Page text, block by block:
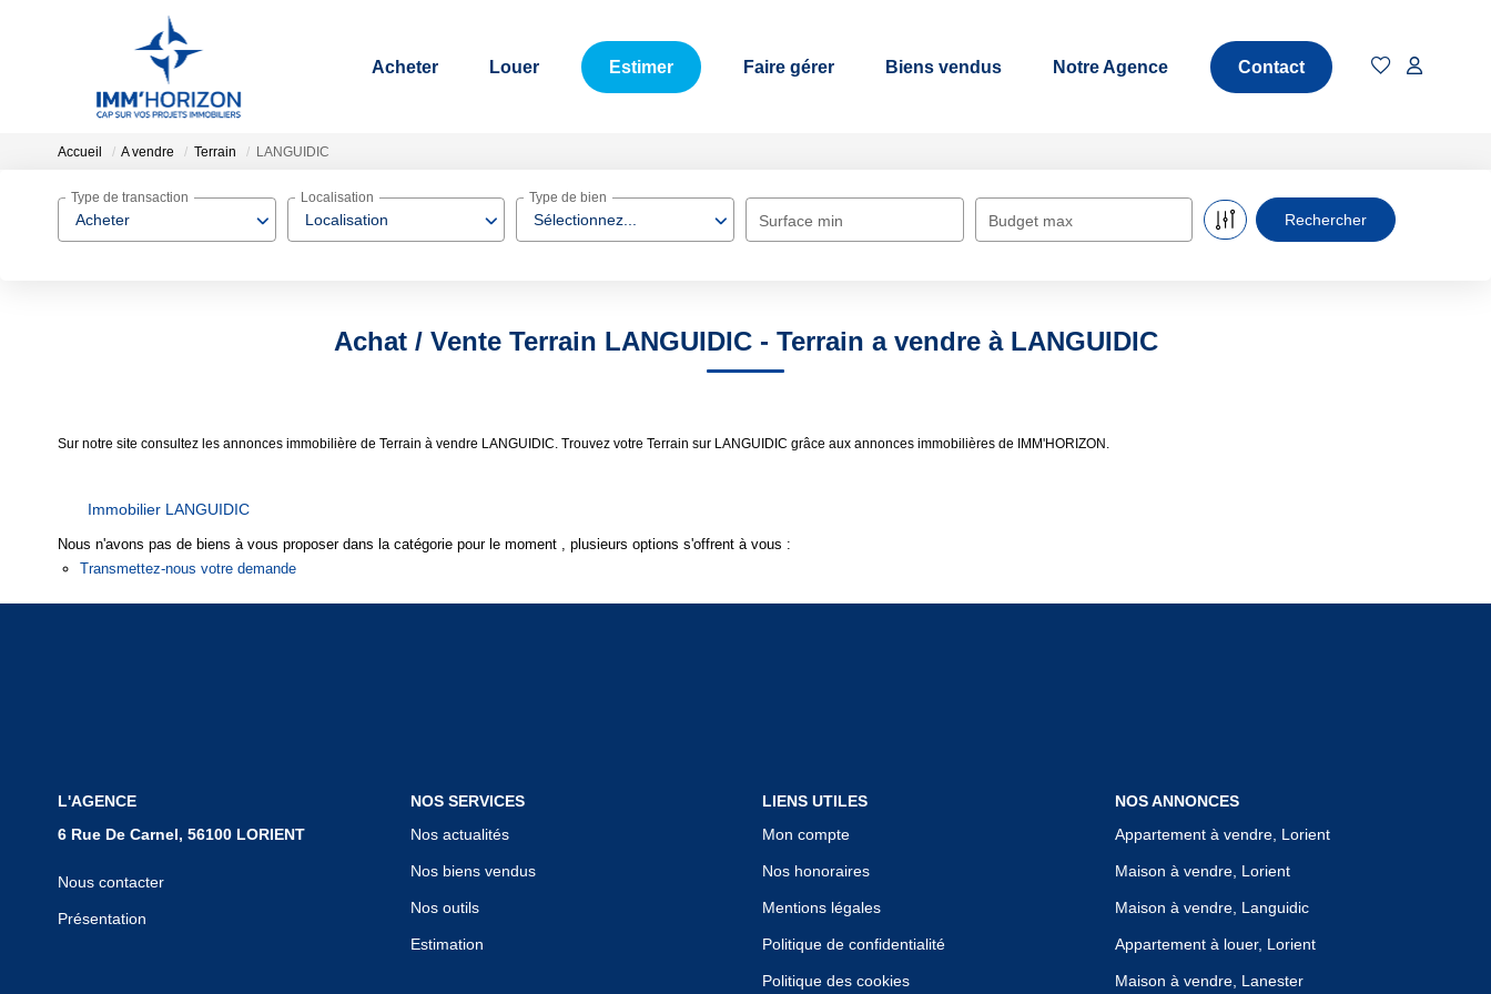
Acheter Louer Estimer Faire gérer Biens vendus Notre Agence Contact
Accueil A vendre Terrain LANGUIDIC
Acheter
Type de transaction
Localisation
Localisation
Sélectionnez...
Type de bien
Surface min Budget max
Achat / Vente Terrain LANGUIDIC - Terrain a vendre à LANGUIDIC
Sur notre site consultez les annonces immobilière de Terrain à vendre LANGUIDIC. Trouvez votre Terrain sur LANGUIDIC grâce aux annonces immobilières de IMM'HORIZON.
Immobilier LANGUIDIC
Nous n'avons pas de biens à vous proposer dans la catégorie pour le moment , plusieurs options s'offrent à vous :
Transmettez-nous votre demande
L'AGENCE
6 Rue De Carnel, 56100 LORIENT
Nous contacter
Présentation
NOS SERVICES
Nos actualités
Nos biens vendus
Nos outils
Estimation
LIENS UTILES
Mon compte
Nos honoraires
Mentions légales
Politique de confidentialité
Politique des cookies
NOS ANNONCES
Appartement à vendre, Lorient
Maison à vendre, Lorient
Maison à vendre, Languidic
Appartement à louer, Lorient
Maison à vendre, Lanester